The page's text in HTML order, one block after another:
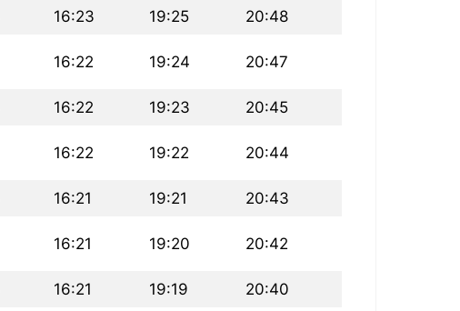
16:23 19:25 20:48
16:22 19:24 20:47
16:22 19:23 20:45
16:22 19:22 20:44
16:21 19:21 20:43
16:21 19:20 20:42
16:21 19:19 20:40